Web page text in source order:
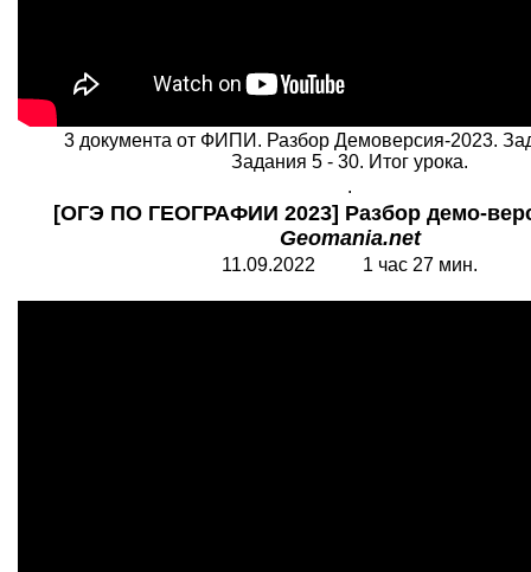
3 документа от ФИПИ. Разбор Демоверсия-2023.
Задания 5 - 30. Итог урока.
.
[ОГЭ ПО ГЕОГРАФИИ 2023] Разбор демо-
Geomania.net
11.09.2022 1 час 27 мин.